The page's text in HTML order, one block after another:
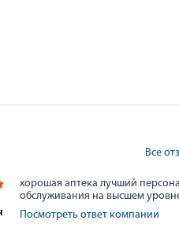
Все
хорошая аптека лучший
обслуживания на высшем
Посмотреть ответ компании